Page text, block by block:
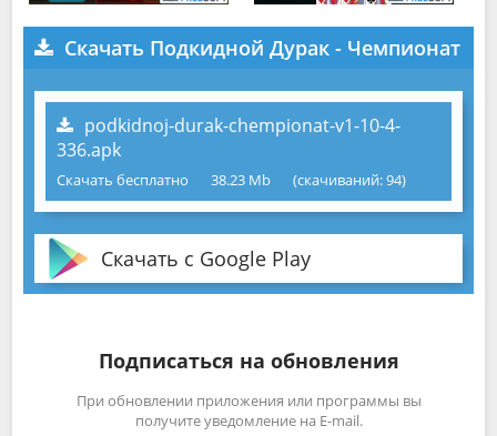
Скачать Подкидной Дурак - Чемпионат
podkidnoj-durak-chempionat-v1-10-4-
336.apk
Скачать бесплатно 38.23 Mb (cкачиваний: 94)
Скачать с Google Play
Подписаться на обновления
При обновлении приложения или программы вы
получите уведомление на E-mail.